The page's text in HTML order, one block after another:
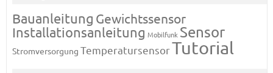
Bauanleitung Gewichtssensor
Installationsanleitung Mobilfunk Sensor
Stromversorgung TemperatursensorTutorial